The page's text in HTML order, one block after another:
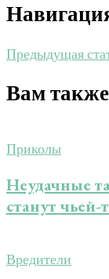
Предыдущая
Вам
Приколы
Неудачные
станут
Вредители